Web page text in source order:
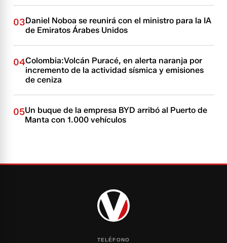
03Daniel Noboa se reunirá con el ministro para la IA
de Emiratos Árabes Unidos
04Colombia:Volcán Puracé, en alerta naranja por
incremento de la actividad sísmica y emisiones
de ceniza
05Un buque de la empresa BYD arribó al Puerto de
Manta con 1.000 vehículos
TELÉFONO